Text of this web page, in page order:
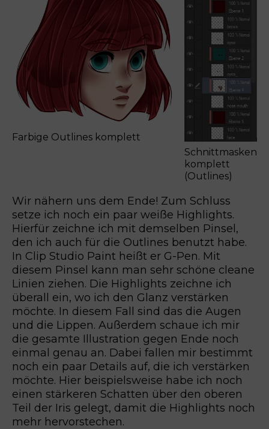
Farbige Outlines komplett
Schnittmasken
komplett
(Outlines)
Wir nähern uns dem Ende! Zum Schluss
setze ich noch ein paar weiße Highlights.
Hierfür zeichne ich mit demselben Pinsel,
den ich auch für die Outlines benutzt habe.
In Clip Studio Paint heißt er G-Pen. Mit
diesem Pinsel kann man sehr schöne cleane
Linien ziehen. Die Highlights zeichne ich
überall ein, wo ich den Glanz verstärken
möchte. In diesem Fall sind das die Augen
und die Lippen. Außerdem schaue ich mir
die gesamte Illustration gegen Ende noch
einmal genau an. Dabei fallen mir bestimmt
noch ein paar Details auf, die ich verstärken
möchte. Hier beispielsweise habe ich noch
einen stärkeren Schatten über den oberen
Teil der Iris gelegt, damit die Highlights noch
mehr hervorstechen.